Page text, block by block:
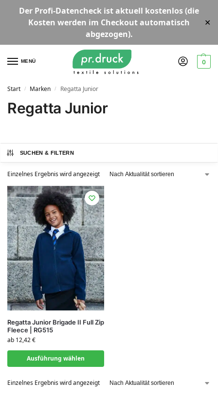
Der Profi-Datencheck ist aktuell kostenlos(die
Kosten werden im Checkout automatisch
abgezogen).
✕
MENÜ 0
Start / Marken / Regatta Junior
Regatta Junior
SUCHEN & FILTERN
Einzelnes Ergebnis wird angezeigt
Regatta Junior Brigade II Full Zip
Fleece | RG515
ab 12,42€
Ausführung wählen
Einzelnes Ergebnis wird angezeigt